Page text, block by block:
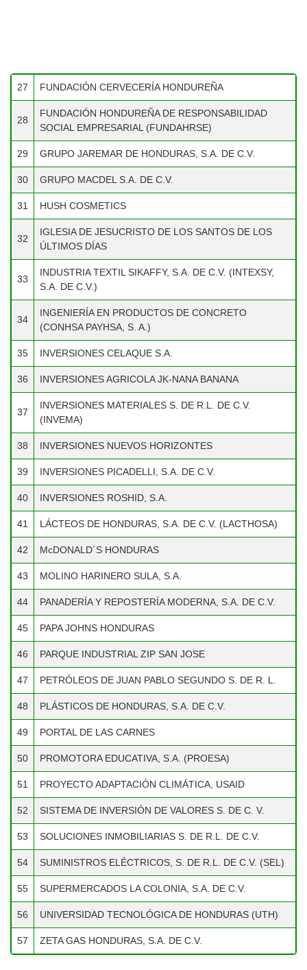
27 FUNDACIÓN CERVECERÍA HONDUREÑA
28
FUNDACIÓN HONDUREÑA DE RESPONSABILIDAD
SOCIAL EMPRESARIAL (FUNDAHRSE)
29 GRUPO JAREMAR DE HONDURAS, S.A. DE C.V.
30 GRUPO MACDEL S.A. DE C.V.
31 HUSH COSMETICS
32
IGLESIA DE JESUCRISTO DE LOS SANTOS DE LOS
ÚLTIMOS DÍAS
33
INDUSTRIA TEXTIL SIKAFFY, S.A. DE C.V. (INTEXSY,
S.A. DE C.V.)
34
INGENIERÍA EN PRODUCTOS DE CONCRETO
(CONHSA PAYHSA, S. A.)
35 INVERSIONES CELAQUE S.A.
36 INVERSIONES AGRICOLA JK-NANA BANANA
37
INVERSIONES MATERIALES S. DE R.L. DE C.V.
(INVEMA)
38 INVERSIONES NUEVOS HORIZONTES
39 INVERSIONES PICADELLI, S.A. DE C.V.
40 INVERSIONES ROSHID, S.A.
41 LÁCTEOS DE HONDURAS, S.A. DE C.V. (LACTHOSA)
42 McDONALD´S HONDURAS
43 MOLINO HARINERO SULA, S.A.
44 PANADERÍA Y REPOSTERÍA MODERNA, S.A. DE C.V.
45 PAPA JOHNS HONDURAS
46 PARQUE INDUSTRIAL ZIP SAN JOSE
47 PETRÓLEOS DE JUAN PABLO SEGUNDO S. DE R. L.
48 PLÁSTICOS DE HONDURAS, S.A. DE C.V.
49 PORTAL DE LAS CARNES
50 PROMOTORA EDUCATIVA, S.A. (PROESA)
51 PROYECTO ADAPTACIÓN CLIMÁTICA, USAID
52 SISTEMA DE INVERSIÓN DE VALORES S. DE C. V.
53 SOLUCIONES INMOBILIARIAS S. DE R.L. DE C.V.
54 SUMINISTROS ELÉCTRICOS, S. DE R.L. DE C.V. (SEL)
55 SUPERMERCADOS LA COLONIA, S.A. DE C.V.
56 UNIVERSIDAD TECNOLÓGICA DE HONDURAS (UTH)
57 ZETA GAS HONDURAS, S.A. DE C.V.
27
FUNDACIÓN CERVECERÍA
HONDUREÑA
28
FUNDACIÓN HONDUREÑA DE
RESPONSABILIDAD SOCIAL
EMPRESARIAL (FUNDAHRSE)
GRUPO JAREMAR DE HONDURAS,
S.A. DE C.V.
30 GRUPO MACDEL S.A. DE C.V.
31 HUSH COSMETICS
32
IGLESIA DE JESUCRISTO DE LOS
SANTOS DE LOS ÚLTIMOS DÍAS
33
INDUSTRIA TEXTIL SIKAFFY, S.A.
DE C.V. (INTEXSY, S.A. DE C.V.)
34
INGENIERÍA EN PRODUCTOS DE
CONCRETO (CONHSA PAYHSA, S.
A.)
35 INVERSIONES CELAQUE S.A.
36
INVERSIONES AGRICOLA JK-NANA
BANANA
37
INVERSIONES MATERIALES S. DE
38
39
INVERSIONES PICADELLI, S.A. DE
C.V.
40 INVERSIONES ROSHID, S.A.
41
LÁCTEOS DE HONDURAS, S.A. DE
C.V. (LACTHOSA)
42 McDONALD´S HONDURAS
43 MOLINO HARINERO SULA, S.A.
44
PANADERÍA Y REPOSTERÍA
MODERNA, S.A. DE C.V.
45 PAPA JOHNS HONDURAS
46 PARQUE INDUSTRIAL ZIP SAN JOSE
47
PETRÓLEOS DE JUAN PABLO
SEGUNDO S. DE R. L.
48
PLÁSTICOS DE HONDURAS, S.A. DE
C.V.
49 PORTAL DE LAS CARNES
PROMOTORA EDUCATIVA, S.A.
(PROESA)